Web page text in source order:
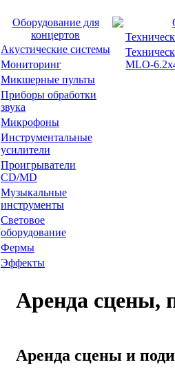
Оборудование для
концертов
Акустические системы
Мониторинг
Микшерные пульты
Приборы обработки
звука
Микрофоны
Инструментальные
усилители
Проигрыватели
CD/MD
Музыкальные
инструменты
Световое
оборудование
Фермы
Эффекты
MLO-
Аренда сцены,
Аренда сцены и